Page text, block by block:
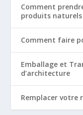
Comment
produits naturels
Comment faire
Emballage et
d’architecture
Remplacer votre